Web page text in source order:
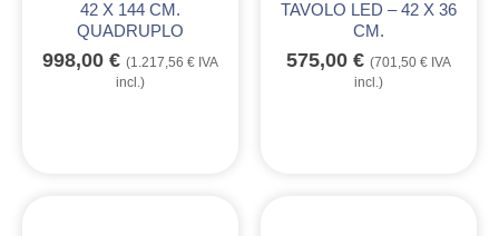
42 X 144 CM.
QUADRUPLO
998,00 € (1.217,56 € IVA
incl.)
TAVOLO LED – 42 X 36
CM.
575,00 € (701,50 € IVA
incl.)